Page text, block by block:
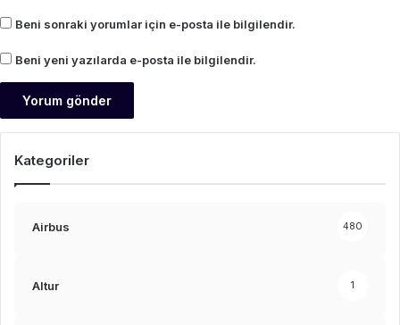
Beni sonraki yorumlar için e-posta ile bilgilendir.
Beni yeni yazılarda e-posta ile bilgilendir.
Kategoriler
Airbus 480
Altur 1